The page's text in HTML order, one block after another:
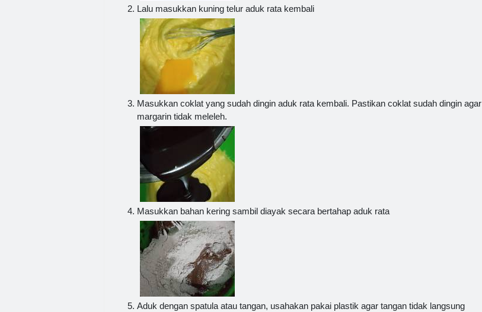
Lalu masukkan kuning telur aduk rata kembali
Masukkan coklat yang sudah dingin aduk rata kembali. Pastikan coklat sudah dingin agar
margarin tidak meleleh.
Masukkan bahan kering sambil diayak secara bertahap aduk rata
Aduk dengan spatula atau tangan, usahakan pakai plastik agar tangan tidak langsung